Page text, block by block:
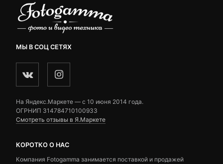
МЫ В СОЦ СЕТЯХ
На Яндекс.Маркете — c 10 июня 2014 года.
ОГРНИП 314784710100933
Смотреть отзывы в Я.Маркете
КОРОТКО О НАС
Компания Fotogamma занимается поставкой и продажей